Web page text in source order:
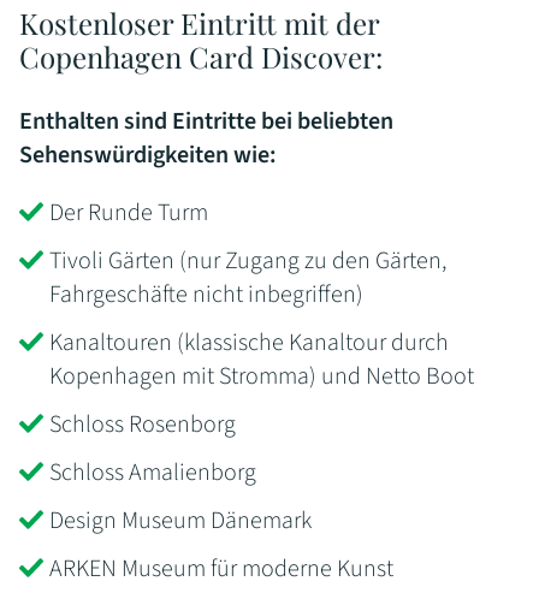
Kostenloser Eintritt mit der
Copenhagen Card Discover:
Enthalten sind Eintritte bei beliebten
Sehenswürdigkeiten wie:
Der Runde Turm
Tivoli Gärten (nur Zugang zu den Gärten,
Fahrgeschäfte nicht inbegriffen)
Kanaltouren (klassische Kanaltour durch
Kopenhagen mit Stromma) und Netto Boot
Schloss Rosenborg
Schloss Amalienborg
Design Museum Dänemark
ARKEN Museum für moderne Kunst